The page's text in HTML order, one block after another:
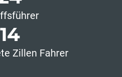
14
Zillen Fahrer